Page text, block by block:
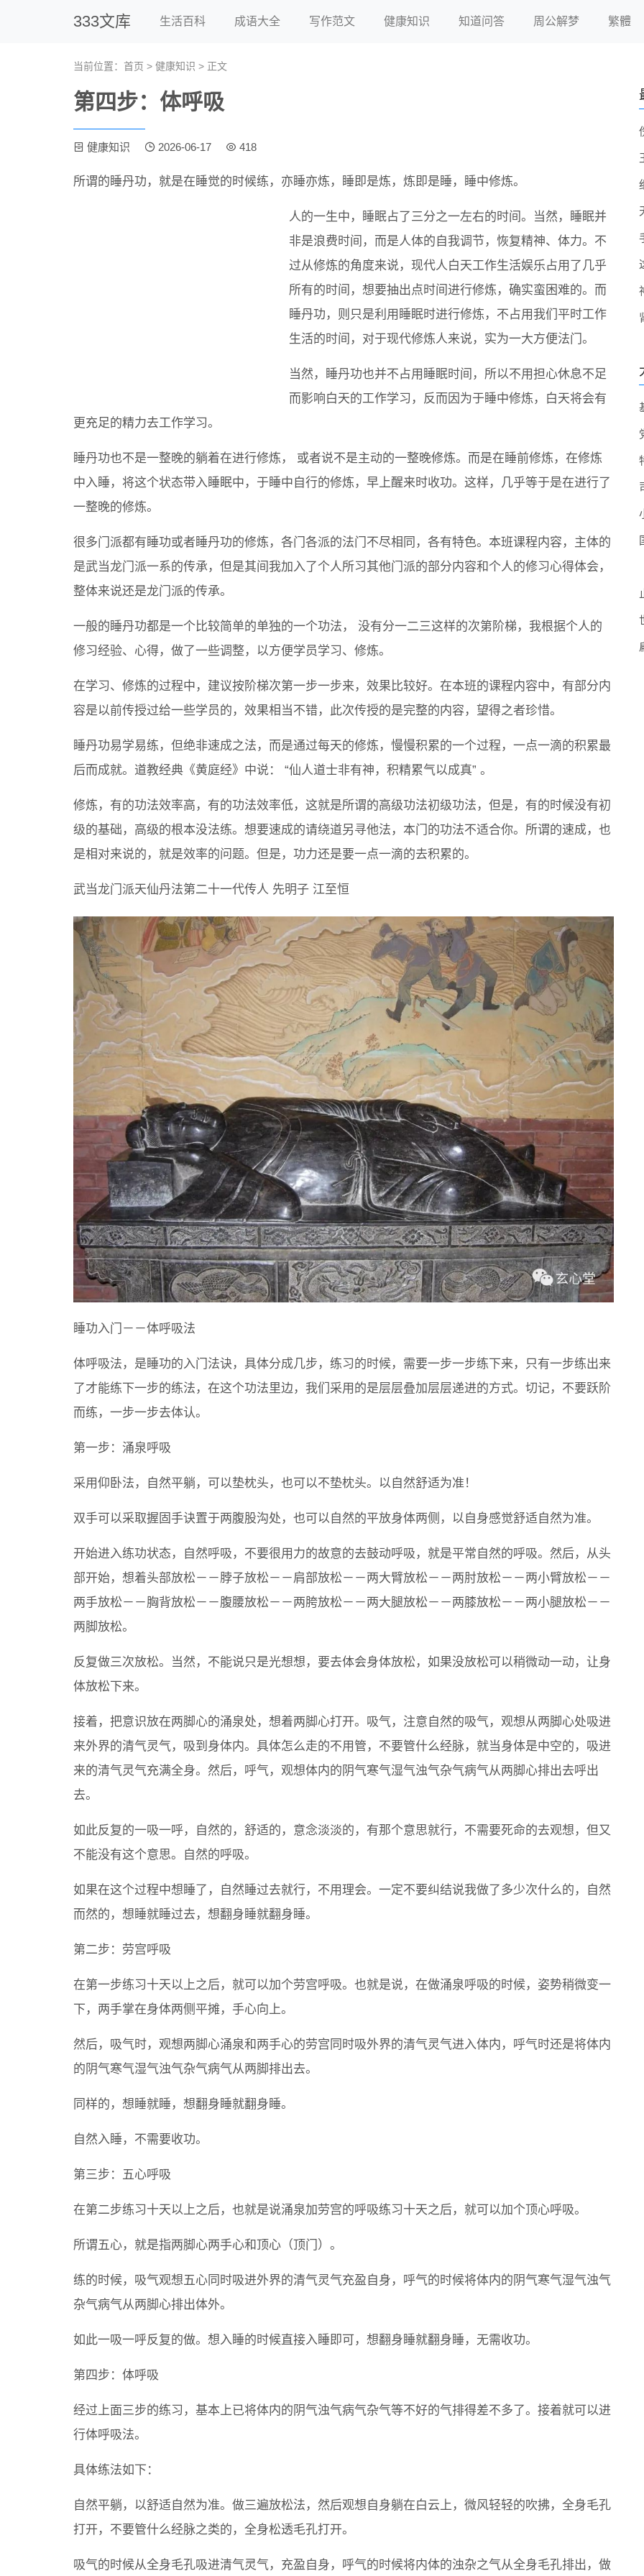
333文库 生活百科 成语大全 写作范文 健康知识 知道问答 周公解梦 繁體
当前位置： 首页 > 健康知识 > 正文
第四步：体呼吸
健康知识 2026-06-17 418
所谓的睡丹功，就是在睡觉的时候练，亦睡亦炼，睡即是炼，炼即是睡，睡中修炼。
人的一生中，睡眠占了三分之一左右的时间。当然，睡眠并
非是浪费时间，而是人体的自我调节，恢复精神、体力。不
过从修炼的角度来说，现代人白天工作生活娱乐占用了几乎
所有的时间，想要抽出点时间进行修炼，确实蛮困难的。而
睡丹功，则只是利用睡眠时进行修炼，不占用我们平时工作
生活的时间，对于现代修炼人来说，实为一大方便法门。
当然，睡丹功也并不占用睡眠时间，所以不用担心休息不足
而影响白天的工作学习，反而因为于睡中修炼，白天将会有
更充足的精力去工作学习。
睡丹功也不是一整晚的躺着在进行修炼， 或者说不是主动的一整晚修炼。而是在睡前修炼，在修炼
中入睡，将这个状态带入睡眠中，于睡中自行的修炼，早上醒来时收功。这样，几乎等于是在进行了
一整晚的修炼。
很多门派都有睡功或者睡丹功的修炼，各门各派的法门不尽相同，各有特色。本班课程内容，主体的
是武当龙门派一系的传承，但是其间我加入了个人所习其他门派的部分内容和个人的修习心得体会，
整体来说还是龙门派的传承。
一般的睡丹功都是一个比较简单的单独的一个功法， 没有分一二三这样的次第阶梯，我根据个人的
修习经验、心得，做了一些调整，以方便学员学习、修炼。
在学习、修炼的过程中，建议按阶梯次第一步一步来，效果比较好。在本班的课程内容中，有部分内
容是以前传授过给一些学员的，效果相当不错，此次传授的是完整的内容，望得之者珍惜。
睡丹功易学易练，但绝非速成之法，而是通过每天的修炼，慢慢积累的一个过程，一点一滴的积累最
后而成就。道教经典《黄庭经》中说： “仙人道士非有神，积精累气以成真” 。
修炼，有的功法效率高，有的功法效率低，这就是所谓的高级功法初级功法，但是，有的时候没有初
级的基础，高级的根本没法练。想要速成的请绕道另寻他法，本门的功法不适合你。所谓的速成，也
是相对来说的，就是效率的问题。但是，功力还是要一点一滴的去积累的。
武当龙门派天仙丹法第二十一代传人 先明子 江至恒
睡功入门－－体呼吸法
体呼吸法，是睡功的入门法诀，具体分成几步，练习的时候，需要一步一步练下来，只有一步练出来
了才能练下一步的练法，在这个功法里边，我们采用的是层层叠加层层递进的方式。切记，不要跃阶
而练，一步一步去体认。
第一步：涌泉呼吸
采用仰卧法，自然平躺，可以垫枕头，也可以不垫枕头。以自然舒适为准！
双手可以采取握固手诀置于两腹股沟处，也可以自然的平放身体两侧，以自身感觉舒适自然为准。
开始进入练功状态，自然呼吸，不要很用力的故意的去鼓动呼吸，就是平常自然的呼吸。然后，从头
部开始，想着头部放松－－脖子放松－－肩部放松－－两大臂放松－－两肘放松－－两小臂放松－－
两手放松－－胸背放松－－腹腰放松－－两胯放松－－两大腿放松－－两膝放松－－两小腿放松－－
两脚放松。
反复做三次放松。当然，不能说只是光想想，要去体会身体放松，如果没放松可以稍微动一动，让身
体放松下来。
接着，把意识放在两脚心的涌泉处，想着两脚心打开。吸气，注意自然的吸气，观想从两脚心处吸进
来外界的清气灵气，吸到身体内。具体怎么走的不用管，不要管什么经脉，就当身体是中空的，吸进
来的清气灵气充满全身。然后，呼气，观想体内的阴气寒气湿气浊气杂气病气从两脚心排出去呼出
去。
如此反复的一吸一呼，自然的，舒适的，意念淡淡的，有那个意思就行，不需要死命的去观想，但又
不能没有这个意思。自然的呼吸。
如果在这个过程中想睡了，自然睡过去就行，不用理会。一定不要纠结说我做了多少次什么的，自然
而然的，想睡就睡过去，想翻身睡就翻身睡。
第二步：劳宫呼吸
在第一步练习十天以上之后，就可以加个劳宫呼吸。也就是说，在做涌泉呼吸的时候，姿势稍微变一
下，两手掌在身体两侧平摊，手心向上。
然后，吸气时，观想两脚心涌泉和两手心的劳宫同时吸外界的清气灵气进入体内，呼气时还是将体内
的阴气寒气湿气浊气杂气病气从两脚排出去。
同样的，想睡就睡，想翻身睡就翻身睡。
自然入睡，不需要收功。
第三步：五心呼吸
在第二步练习十天以上之后，也就是说涌泉加劳宫的呼吸练习十天之后，就可以加个顶心呼吸。
所谓五心，就是指两脚心两手心和顶心（顶门）。
练的时候，吸气观想五心同时吸进外界的清气灵气充盈自身，呼气的时候将体内的阴气寒气湿气浊气
杂气病气从两脚心排出体外。
如此一吸一呼反复的做。想入睡的时候直接入睡即可，想翻身睡就翻身睡，无需收功。
第四步：体呼吸
经过上面三步的练习，基本上已将体内的阴气浊气病气杂气等不好的气排得差不多了。接着就可以进
行体呼吸法。
具体练法如下：
自然平躺，以舒适自然为准。做三遍放松法，然后观想自身躺在白云上，微风轻轻的吹拂，全身毛孔
打开，不要管什么经脉之类的，全身松透毛孔打开。
吸气的时候从全身毛孔吸进清气灵气，充盈自身，呼气的时候将内体的浊杂之气从全身毛孔排出，做